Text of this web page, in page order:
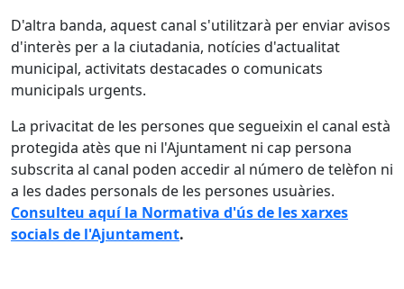
D'altra banda, aquest canal s'utilitzarà per enviar avisos
d'interès per a la ciutadania, notícies d'actualitat
municipal, activitats destacades o comunicats
municipals urgents.
La privacitat de les persones que segueixin el canal està
protegida atès que ni l'Ajuntament ni cap persona
subscrita al canal poden accedir al número de telèfon ni
a les dades personals de les persones usuàries.
Consulteu aquí la Normativa d'ús de les xarxes
socials de l'Ajuntament.